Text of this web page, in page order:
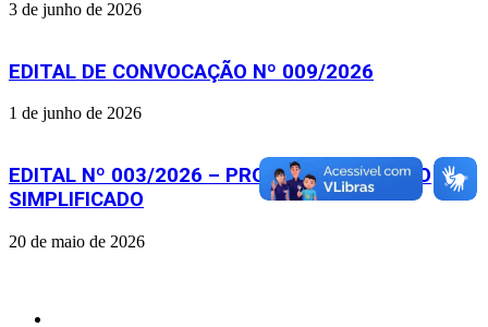
3 de junho de 2026
EDITAL DE CONVOCAÇÃO Nº 009/2026
1 de junho de 2026
EDITAL Nº 003/2026 – PROCESSO SELETIVO
SIMPLIFICADO
20 de maio de 2026